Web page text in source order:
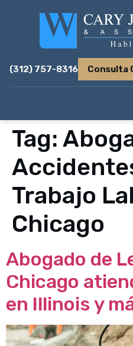
(312) 757-8316 Consulta
Tag:
Trabajo
Chicago
Abogado de
Chicago
en Illinois y